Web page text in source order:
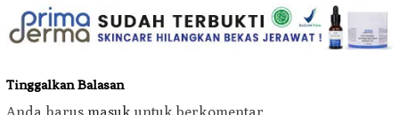
Tinggalkan Balasan
Anda harus masuk untuk berkomentar.